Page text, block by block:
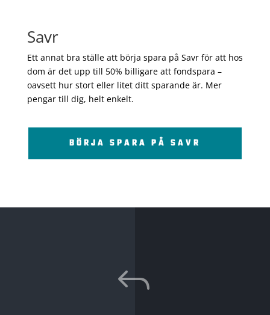
Savr
Ett annat bra ställe att börja spara på Savr för att hos
dom är det upp till 50% billigare att fondspara –
oavsett hur stort eller litet ditt sparande är. Mer
pengar till dig, helt enkelt.
BÖRJA SPARA PÅ SAVR
J